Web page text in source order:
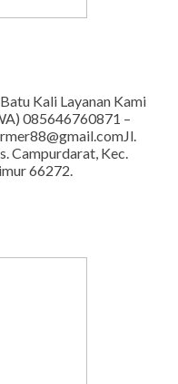
Kali Layanan Kami
085646760871 –
Campurdarat, Kec.
66272.